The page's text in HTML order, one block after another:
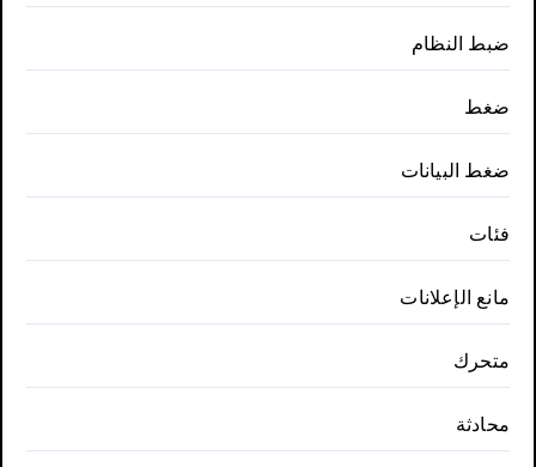
ضبط النظام
ضغط
ضغط البيانات
فئات
مانع الإعلانات
متحرك
محادثة